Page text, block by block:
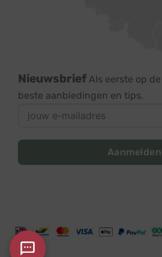
Nieuwsbrief Als eerste op
beste aanbiedingen en tips.
Aanmelden